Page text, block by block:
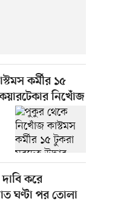
কর্মীর ১৫
নিখোঁজ
করে
ঘণ্টা পর তোলা